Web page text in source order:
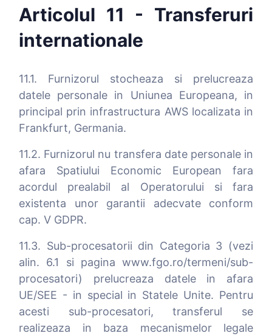
Articolul 11 - Transferuri
internationale
11.1. Furnizorul stocheaza si prelucreaza
datele personale in Uniunea Europeana, in
principal prin infrastructura AWS localizata in
Frankfurt, Germania.
11.2. Furnizorul nu transfera date personale in
afara Spatiului Economic European fara
acordul prealabil al Operatorului si fara
existenta unor garantii adecvate conform
cap. V GDPR.
11.3. Sub-procesatorii din Categoria 3 (vezi
alin. 6.1 si pagina www.fgo.ro/termeni/sub-
procesatori) prelucreaza datele in afara
UE/SEE - in special in Statele Unite. Pentru
acesti sub-procesatori, transferul se
realizeaza in baza mecanismelor legale